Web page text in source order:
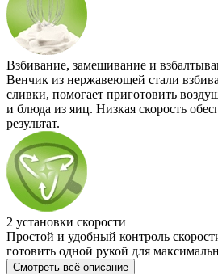
Взбивание, замешивание и
Венчик из нержавеющей стали
сливки, помогает приготовить
и блюда из яиц. Низкая скорость
результат.
2 установки скорости
Простой и удобный контроль
готовить одной рукой для
Смотреть всё описание